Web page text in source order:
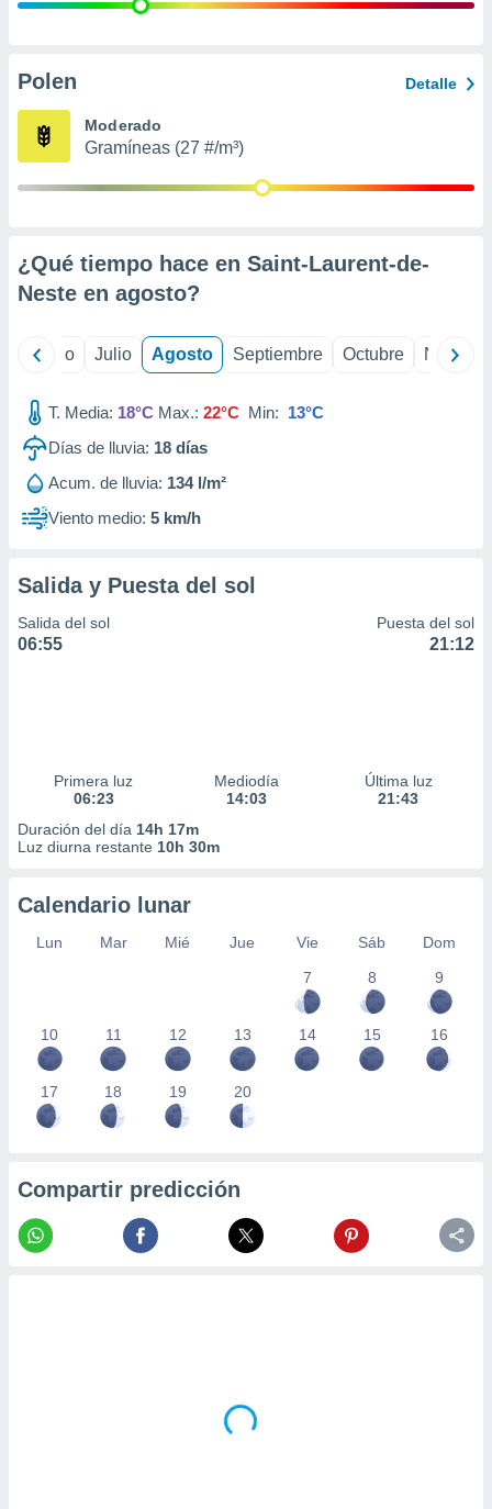
e
publicidad
Polen Detalle
Moderado
Gramíneas (27 #/m³)
¿Qué tiempo hace en Saint-Laurent-de-
Neste en agosto?
Junio Julio Agosto Septiembre Octubre
T. Media: 18°C Max.: 22°C Min: 13°C
Días de lluvia: 18 días
Acum. de lluvia: 134 l/m²
Viento medio: 5 km/h
Salida y Puesta del sol
Salida del sol
06:55
Puesta del sol
21:12
Primera luz
06:23
Mediodía
14:03
Última luz
21:43
Duración del día 14h 17m
Luz diurna restante 10h 30m
Calendario lunar
Lun Mar Mié Jue Vie Sáb
Dom
7
8 9
10 11 12 13 14 15 16
17 18 19 20
Compartir predicción